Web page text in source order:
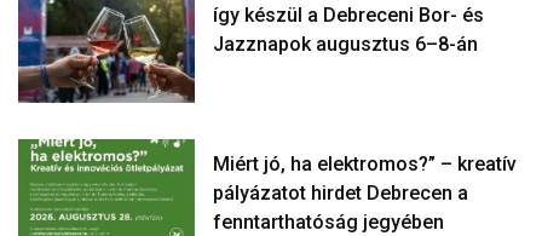
így készül a Debreceni Bor- és
Jazznapok augusztus 6–8-án
Miért jó, ha elektromos?” – kreatív
pályázatot hirdet Debrecen a
fenntarthatóság jegyében